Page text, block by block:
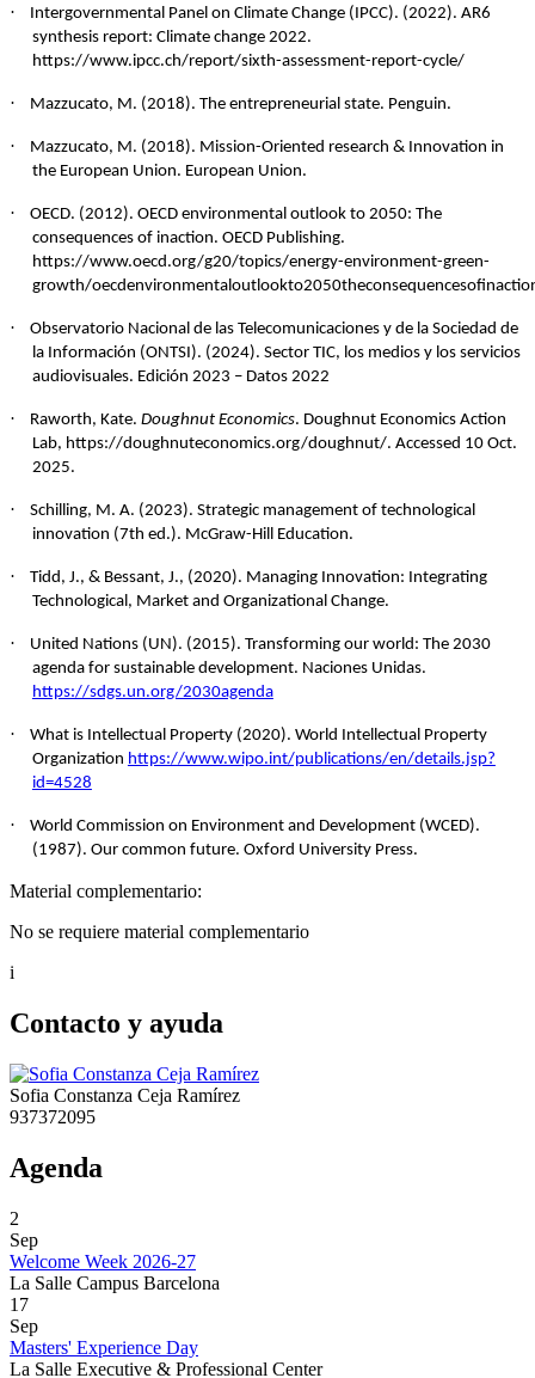
·
Intergovernmental Panel on Climate Change (IPCC). (2022). AR6
synthesis report: Climate change 2022.
https://www.ipcc.ch/report/sixth-assessment-report-cycle/
· Mazzucato, M. (2018). The entrepreneurial state. Penguin.
·
Mazzucato, M. (2018). Mission-Oriented research & Innovation in
the European Union. European Union.
·
OECD. (2012). OECD environmental outlook to 2050: The
consequences of inaction. OECD Publishing.
https://www.oecd.org/g20/topics/energy-environment-green-
growth/
·
Observatorio Nacional de las Telecomunicaciones y de la Sociedad de
la Información (ONTSI). (2024). Sector TIC, los medios y los servicios
audiovisuales. Edición 2023 – Datos 2022
· Raworth, Kate. Doughnut Economics. Doughnut Economics Action
Lab, https://doughnuteconomics.org/doughnut/. Accessed 10 Oct.
2025.
·
Schilling, M. A. (2023). Strategic management of technological
innovation (7th ed.). McGraw-Hill Education.
·
Tidd, J., & Bessant, J., (2020). Managing Innovation: Integrating
Technological, Market and Organizational Change.
·
United Nations (UN). (2015). Transforming our world: The 2030
agenda for sustainable development. Naciones Unidas.
https://sdgs.un.org/2030agenda
·
What is Intellectual Property (2020). World Intellectual Property
Organization https://www.wipo.int/publications/en/details.jsp?
id=4528
·
World Commission on Environment and Development (WCED).
(1987). Our common future. Oxford University Press.
Material complementario:
No se requiere material complementario
i
Contacto y ayuda
Sofia Constanza Ceja Ramírez
937372095
Agenda
2
Sep
Welcome Week 2026-27
La Salle Campus Barcelona
17
Sep
Masters' Experience Day
La Salle Executive & Professional Center